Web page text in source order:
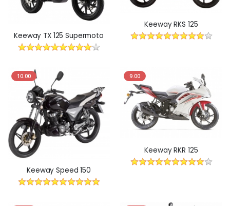
Keeway TX 125 Supermoto
Keeway RKS 125
10.00
Keeway Speed 150
9.00
Keeway RKR 125